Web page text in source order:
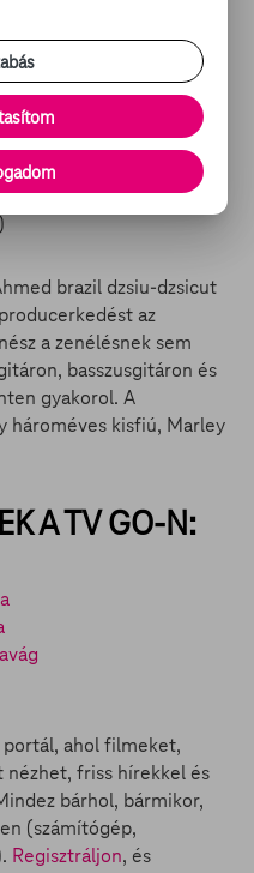
színészeknek tartja
mintha nem is
brazil dzsiu-dzsicut
az
a zenélésnek sem
basszusgitáron és
gyakorol. A
hároméves kisfiú, Marley
A TV GO-N:
portál, ahol filmeket,
nézhet, friss hírekkel és
bárhol, bármikor,
(számítógép,
Regisztráljon, és